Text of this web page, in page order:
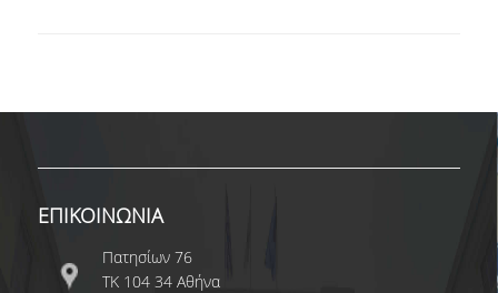
ΕΠΙΣΤΗΜΟΝΙΚΑ ΣΥΝΕΔΡΙΑ ΚΑΙ ΣΕΜΙΝΑΡΙΑ
ΑΠΟΦΟΙΤΟΙ
ΕΠΙΚΟΙΝΩΝΙΑ
Πατησίων 76
ΤΚ 104 34 Αθήνα